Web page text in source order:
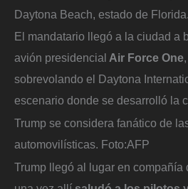
Daytona Beach, estado de Florida.
El mandatario llegó a la ciudad a
avión presidencial Air Force One
sobrevolando el Daytona
escenario donde se desarrolló la
Trump se considera fanático de
automovilísticas. Foto:AFP
Trump llegó al lugar en compañía